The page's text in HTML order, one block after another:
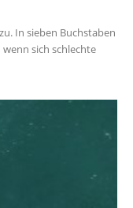
In sieben Buchstaben
sich schlechte